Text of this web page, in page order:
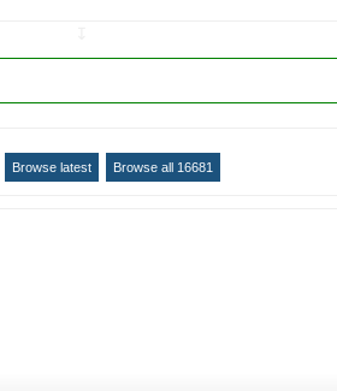
Browse latest Browse all 16681